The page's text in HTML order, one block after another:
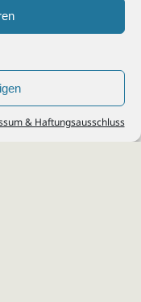
& Haftungsausschluss
Poll, Porz, Deutz, Mülheim,